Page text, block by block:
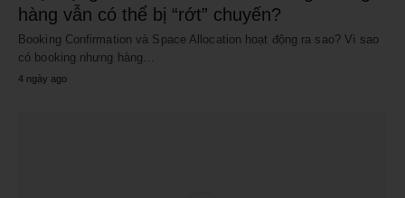
hàng vẫn có thể bị “rớt” chuyến?
Booking Confirmation và Space Allocation hoạt động ra sao? Vì sao
có booking nhưng hàng…
4 ngày ago